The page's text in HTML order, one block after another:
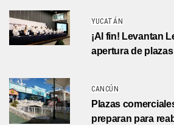
YUCATÁN
¡Al fin! Levantan
apertura de
CANCÚN
Plazas
preparan para